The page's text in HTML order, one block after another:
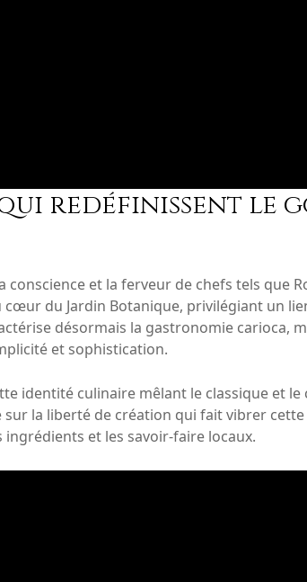
redéfinissent le
et la ferveur de chefs tels que
du Jardin Botanique, privilégiant un
désormais la gastronomie carioca,
et sophistication.
identité culinaire mêlant le classique et
la liberté de création qui fait vibrer
et les savoir-faire locaux.